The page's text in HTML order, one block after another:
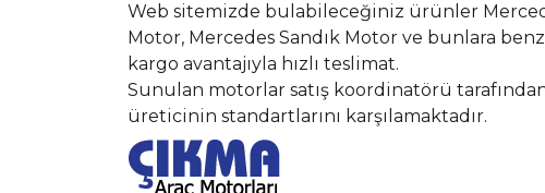
Web sitemizde bulabileceğiniz ürünler
Motor, Mercedes Sandık Motor ve bunlara
kargo avantajıyla hızlı teslimat.
Sunulan motorlar satış koordinatörü
üreticinin standartlarını karşılamaktadır.